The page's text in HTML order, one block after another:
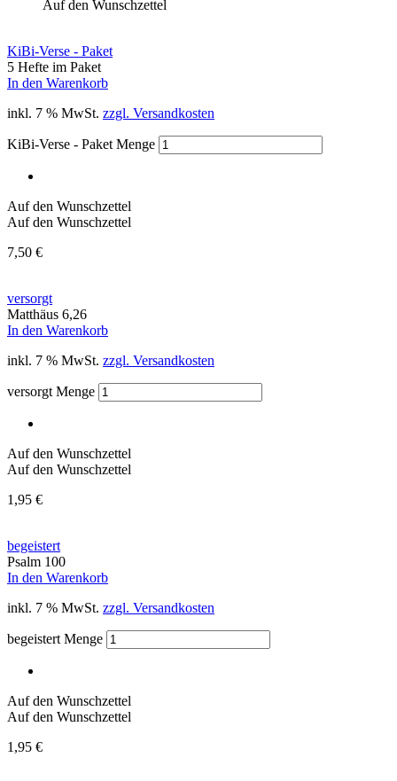
Auf den Wunschzettel
KiBi-Verse - Paket
5 Hefte im Paket
In den Warenkorb
inkl. 7 % MwSt. zzgl. Versandkosten
KiBi-Verse - Paket Menge
Auf den Wunschzettel
Auf den Wunschzettel
7,50 €
versorgt
Matthäus 6,26
In den Warenkorb
inkl. 7 % MwSt. zzgl. Versandkosten
versorgt Menge
Auf den Wunschzettel
Auf den Wunschzettel
1,95 €
begeistert
Psalm 100
In den Warenkorb
inkl. 7 % MwSt. zzgl. Versandkosten
begeistert Menge
Auf den Wunschzettel
Auf den Wunschzettel
1,95 €